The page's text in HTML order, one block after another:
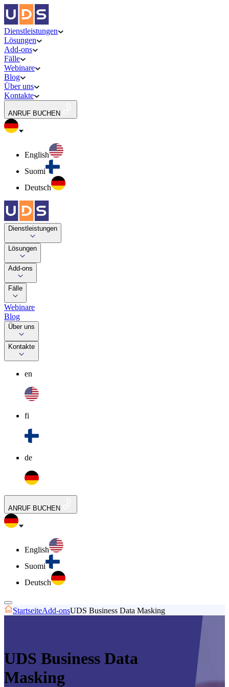
Dienstleistungen
Lösungen
Add-ons
Fälle
Webinare
Blog
Über uns
Kontakte
ANRUF BUCHEN
English
Suomi
Deutsch
Dienstleistungen
Lösungen
Add-ons
Fälle
Webinare
Blog
Über uns
Kontakte
en
fi
de
ANRUF BUCHEN
English
Suomi
Deutsch
StartseiteAdd-onsUDS Business Data Masking
UDS Business Data
Masking